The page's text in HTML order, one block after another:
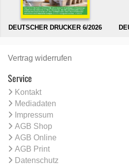
DEUTSCHER DRUCKER 6/2026
Vertrag widerrufen
Service
Kontakt
Mediadaten
Impressum
AGB Shop
AGB Online
AGB Print
Datenschutz